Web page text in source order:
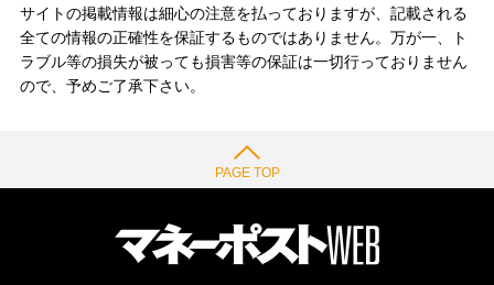
サイトの掲載情報は細心の注意を払っておりますが、記載される
全ての情報の正確性を保証するものではありません。万が一、ト
ラブル等の損失が被っても損害等の保証は一切行っておりません
ので、予めご了承下さい。
PAGE TOP